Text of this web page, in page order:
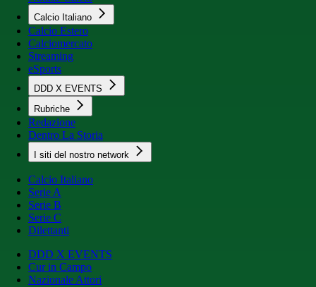
Calcio Italiano
Calcio Estero
Calciomercato
Streaming
eSports
DDD X EVENTS
Rubriche
Redazione
Dentro La Storia
I siti del nostro network
Calcio Italiano
Serie A
Serie B
Serie C
Dilettanti
DDD X EVENTS
Cur in Campo
Nazionale Attori